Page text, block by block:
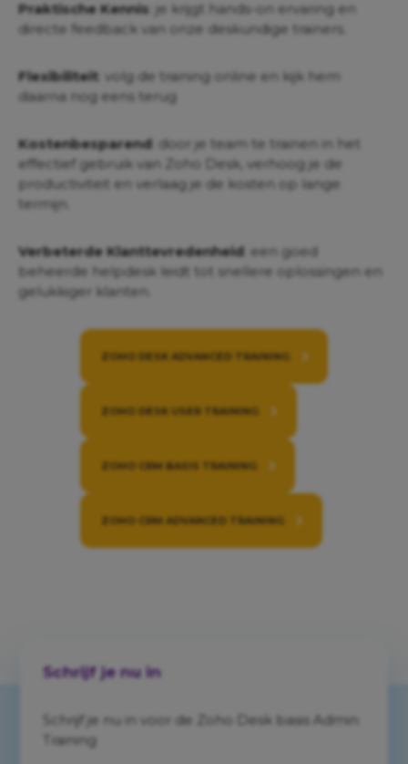
Praktische Kennis : je krijgt hands-on ervaring en
directe feedback van onze deskundige trainers.
Flexibiliteit : volg de training online en kijk hem
daarna nog eens terug
Kostenbesparend : door je team te trainen in het
effectief gebruik van Zoho Desk, verhoog je de
productiviteit en verlaag je de kosten op lange
termijn.
Verbeterde Klanttevredenheid : een goed
beheerde helpdesk leidt tot snellere oplossingen en
gelukkiger klanten.
ZOHO DESK ADVANCED TRAINING
ZOHO DESK USER TRAINING
ZOHO CRM BASIS TRAINING
ZOHO CRM ADVANCED TRAINING
Schrijf je nu in
Schrijf je nu in voor de Zoho Desk basis Admin
Training